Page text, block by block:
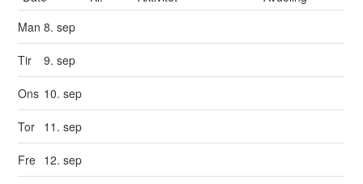
Man8. sep
Tir 9. sep
Ons 10. sep
Tor 11. sep
Fre 12. sep